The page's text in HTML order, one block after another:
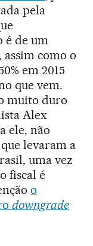
pela
é de um
como o
em 2015
que vem.
muito duro
Alex
ele, não
levaram a
uma vez
fiscal é
o
downgrade